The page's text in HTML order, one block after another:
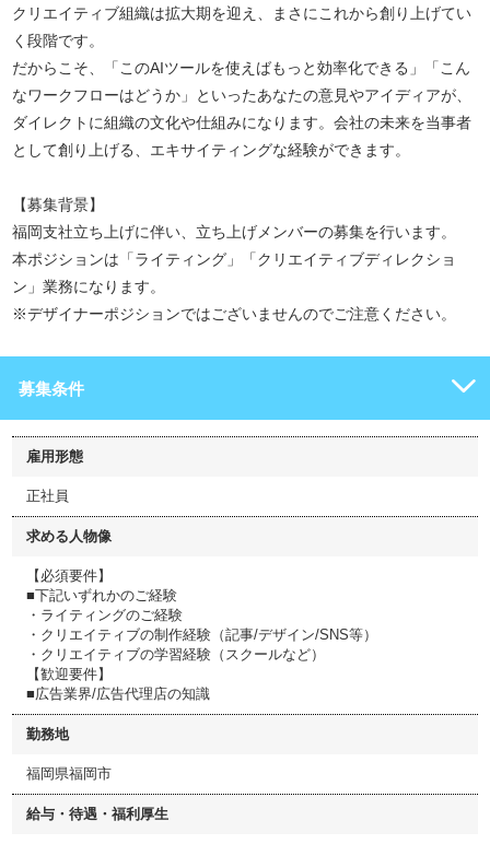
クリエイティブ組織は拡大期を迎え、まさにこれから創り上げてい
く段階です。
だからこそ、「このAIツールを使えばもっと効率化できる」「こん
なワークフローはどうか」といったあなたの意見やアイディアが、
ダイレクトに組織の文化や仕組みになります。会社の未来を当事者
として創り上げる、エキサイティングな経験ができます。
【募集背景】
福岡支社立ち上げに伴い、立ち上げメンバーの募集を行います。
本ポジションは「ライティング」「クリエイティブディレクショ
ン」業務になります。
※デザイナーポジションではございませんのでご注意ください。
募集条件
雇用形態
正社員
求める人物像
【必須要件】
■下記いずれかのご経験
・ライティングのご経験
・クリエイティブの制作経験（記事/デザイン/SNS等）
・クリエイティブの学習経験（スクールなど）
【歓迎要件】
■広告業界/広告代理店の知識
勤務地
福岡県福岡市
給与・待遇・福利厚生